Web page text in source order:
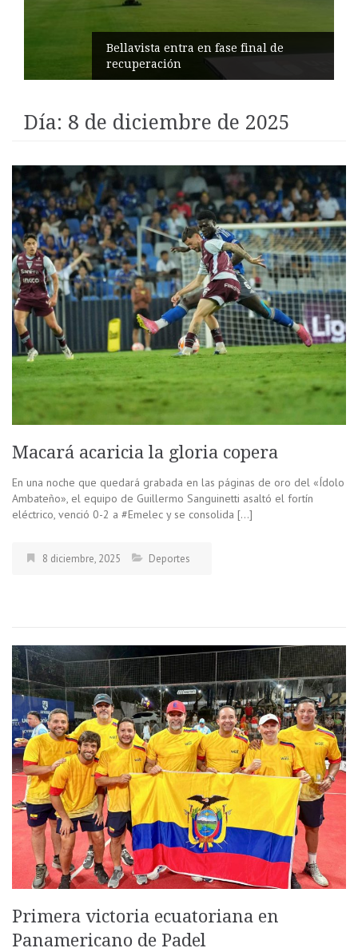
Impulsan turismo comunitario en
Pilahuín
Día: 8 de diciembre de 2025
Macará acaricia la gloria copera
En una noche que quedará grabada en las páginas de oro del «Ídolo
Ambateño», el equipo de Guillermo Sanguinetti asaltó el fortín
eléctrico, venció 0-2 a #Emelec y se consolida […]
8 diciembre, 2025 Deportes
Primera victoria ecuatoriana en
Panamericano de Padel